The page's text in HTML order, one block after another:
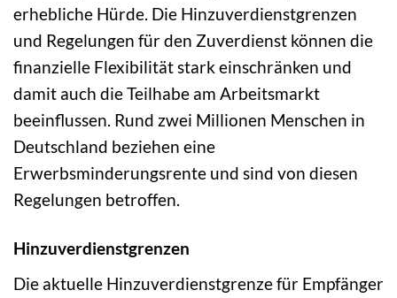
erhebliche Hürde. Die Hinzuverdienstgrenzen
und Regelungen für den Zuverdienst können die
finanzielle Flexibilität stark einschränken und
damit auch die Teilhabe am Arbeitsmarkt
beeinflussen. Rund zwei Millionen Menschen in
Deutschland beziehen eine
Erwerbsminderungsrente und sind von diesen
Regelungen betroffen.
Hinzuverdienstgrenzen
Die aktuelle Hinzuverdienstgrenze für Empfänger